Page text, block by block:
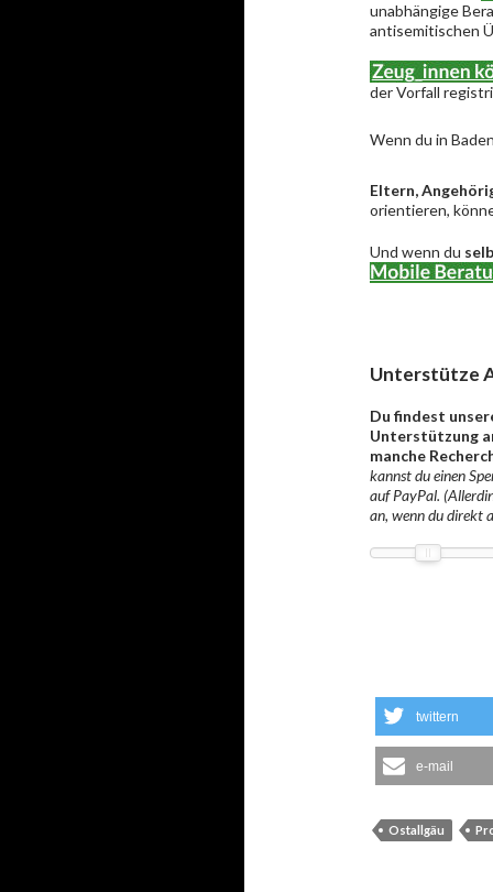
unabhängige
antisemitischen
der Vorfall
Wenn du in
Eltern,
orientieren,
Und wenn du
Unterstütze
Du findest
Unterstützung
manche
kannst du einen
auf PayPal.
an, wenn du direkt
twittern
e-mail
Ostallgäu